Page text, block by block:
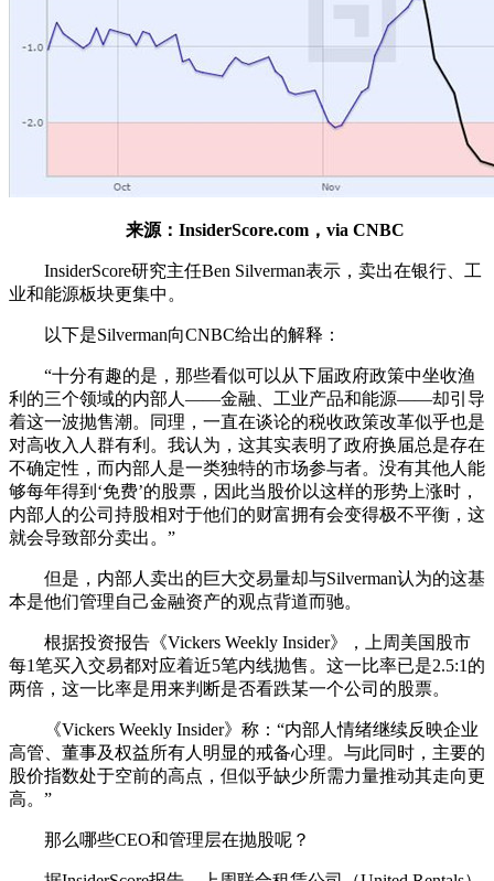
来源：InsiderScore.com，via CNBC
InsiderScore研究主任Ben Silverman表示，卖出在银行、工
业和能源板块更集中。
以下是Silverman向CNBC给出的解释：
“十分有趣的是，那些看似可以从下届政府政策中坐收渔
利的三个领域的内部人——金融、工业产品和能源——却引导
着这一波抛售潮。同理，一直在谈论的税收政策改革似乎也是
对高收入人群有利。我认为，这其实表明了政府换届总是存在
不确定性，而内部人是一类独特的市场参与者。没有其他人能
够每年得到‘免费’的股票，因此当股价以这样的形势上涨时，
内部人的公司持股相对于他们的财富拥有会变得极不平衡，这
就会导致部分卖出。”
但是，内部人卖出的巨大交易量却与Silverman认为的这基
本是他们管理自己金融资产的观点背道而驰。
根据投资报告《Vickers Weekly Insider》，上周美国股市
每1笔买入交易都对应着近5笔内线抛售。这一比率已是2.5:1的
两倍，这一比率是用来判断是否看跌某一个公司的股票。
《Vickers Weekly Insider》称：“内部人情绪继续反映企业
高管、董事及权益所有人明显的戒备心理。与此同时，主要的
股价指数处于空前的高点，但似乎缺少所需力量推动其走向更
高。”
那么哪些CEO和管理层在抛股呢？